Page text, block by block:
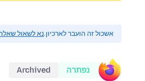
אשכול זה הועבר לארכיון.נא לשאול
נפתרה Archived